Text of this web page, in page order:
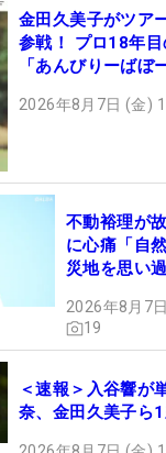
金田久美子がツア
参戦！ プロ18年
「あんびりーばぼ
2026年8月7日 (金)
不動裕理が
に心痛「自
災地を思い
2026年8月7
19
＜速報＞入谷響
奈、金田久美子ら